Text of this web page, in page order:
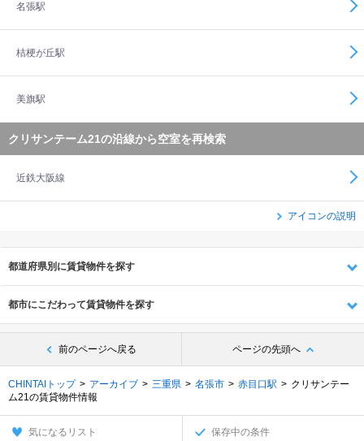
名張駅
桔梗が丘駅
美旗駅
クリサンテーム21の沿線から空室を再検索
近鉄大阪線
アイコンの説明
都道府県別に賃貸物件を探す
都市にこだわって賃貸物件を探す
前のページへ戻る ページの先頭へ
CHINTAIトップ アーカイブ 三重県 名張市 赤目口駅
クリサンテー
ム21の賃貸物件情報
気になるリスト 保存中の条件